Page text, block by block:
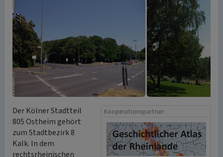
Kooperationspartner
Der Kölner Stadtteil
805 Ostheim gehört
zum Stadtbezirk 8
Kalk. In dem
rechtsrheinischen